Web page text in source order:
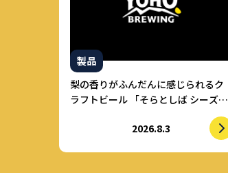
製品
梨の香りがふんだんに感じられるク
ラフトビール 「そらとしば シーズナ
ル#22 心地酔い梨エール」2026年8月
上旬より数量限定で提供開始
2026.8.3